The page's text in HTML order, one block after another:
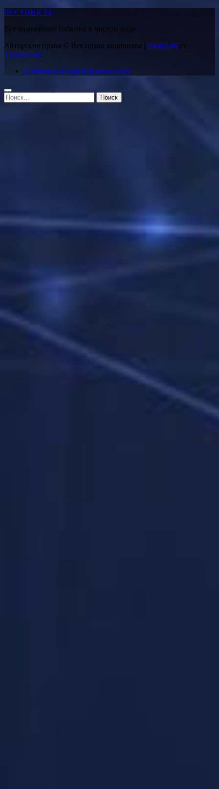
ВЕСТНИК 24
Все важнейшие события в чистом виде
Авторские права © Все права защищены | BlogData от
Themeansar.
Политика конфиденциальности
Найти: